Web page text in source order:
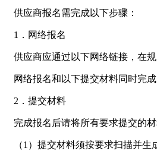
供应商报名需完成以下步骤：
1．网络报名
供应商应通过以下网络链接，在规
网络报名和以下提交材料同时完
2．提交材料
完成报名后请将所有要求提交的
（1）提交材料须按要求扫描并